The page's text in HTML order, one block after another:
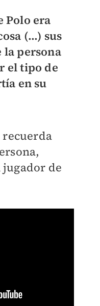
Polo era
(...) sus
la persona
el tipo de
en su
jugador de